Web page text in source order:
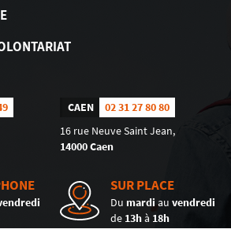
CAEN
02 31 27 80 80
16 rue Neuve Saint Jean,
14000 Caen
SUR PLACE
Du mardi au vendredi
de 13hà 18h